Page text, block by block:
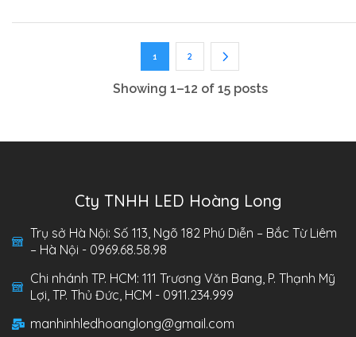
Showing 1–12 of 15 posts
1 2
Cty TNHH LED Hoàng Long
Trụ sở Hà Nội: Số 113, Ngõ 182 Phú Diễn – Bắc Từ Liêm
– Hà Nội - 0969.68.58.98
Chi nhánh TP. HCM: 111 Trương Văn Bang, P. Thạnh Mỹ
Lợi, TP. Thủ Đức, HCM - 0911.234.999
manhinhledhoanglong@gmail.com